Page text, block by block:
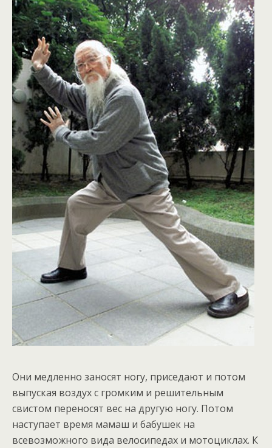
Они медленно заносят ногу, приседают и потом
выпуская воздух с громким и решительным
свистом переносят вес на другую ногу. Потом
наступает время мамаш и бабушек на
всевозможного вида велосипедах и мотоциклах. К